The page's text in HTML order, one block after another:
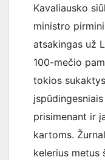
Kavaliausko
ministro
atsakingas už
100-mečio
tokios
prisimenant ir
kartoms.
kelerius metus